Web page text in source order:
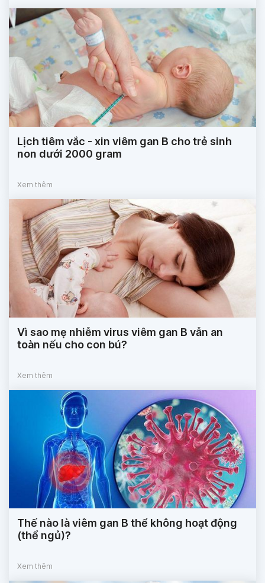
Lịch tiêm vắc - xin viêm gan B cho trẻ sinh
non dưới 2000 gram
Xem thêm
Vì sao mẹ nhiễm virus viêm gan B vẫn an
toàn nếu cho con bú?
Xem thêm
Thế nào là viêm gan B thể không hoạt động
(thể ngủ)?
Xem thêm